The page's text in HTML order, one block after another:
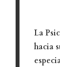
La
hacia